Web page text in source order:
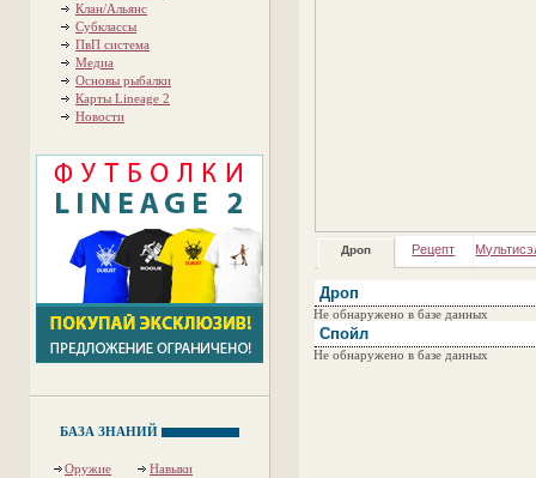
Клан/Альянс
Субклассы
ПвП система
Медиа
Основы рыбалки
Карты Lineage 2
Новости
БАЗА ЗНАНИЙ
Оружие
Навыки
Дроп Рецепт
Дроп
Не обнаружено в базе данных
Спойл
Не обнаружено в базе данных